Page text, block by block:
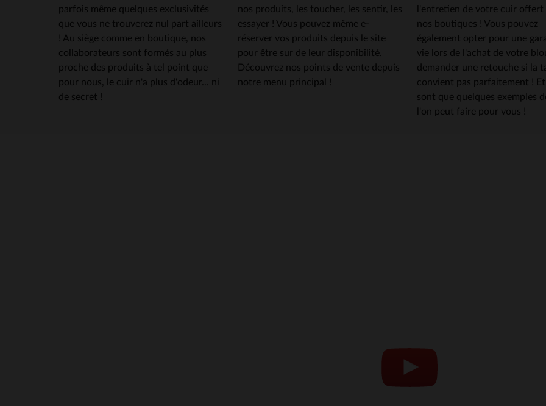
parfois même quelques exclusivités
que vous ne trouverez nul part ailleurs
! Au siège comme en boutique, nos
collaborateurs sont formés au plus
proche des produits à tel point que
pour nous, le cuir n'a plus d'odeur... ni
de secret !
nos produits, les toucher, les sentir, les
essayer ! Vous pouvez même e-
réserver vos produits depuis le site
pour être sur de leur disponibilité.
Découvrez nos points de vente depuis
notre menu principal !
l'entretien de votre cuir offert
nos boutiques ! Vous pouvez
également opter pour une
vie lors de l'achat de votre
demander une retouche si la
convient pas parfaitement !
sont que quelques exemples
l'on peut faire pour vous !